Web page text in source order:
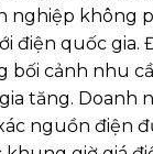
nghiệp không
điện quốc gia.
bối cảnh nhu
tăng. Doanh
nguồn điện